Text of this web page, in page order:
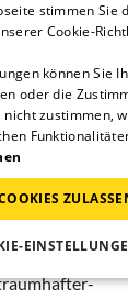
stimmen Sie
Cookie-
können Sie
oder die
zustimmen,